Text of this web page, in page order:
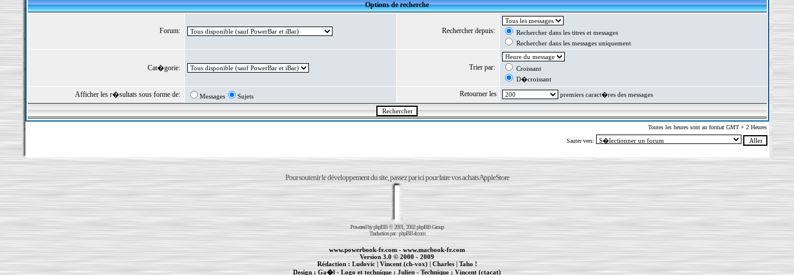
Options de recherche
Forum: Rechercher depuis:
Rechercher dans les titres et messages
Rechercher dans les messages uniquement
Cat�gorie: Trier par:
Croissant
D�croissant
Afficher les r�sultats sous forme de: Messages Sujets Retourner les premiers caract�res des messages
Toutes les heures sont au format GMT + 2 Heures
Sauter vers:
Pour soutenir le développement du site, passez par ici pour faire vos achats AppleStore
Powered byphpBB© 2001, 2002 phpBB Group
Traduction par :phpBB-fr.com
www.powerbook-fr.com-www.macbook-fr.com
Version 3.0 © 2000 - 2009
Rédaction :Ludovic| Vincent (ch-vox)|Charles| Taho !
Design : Ga�l - Logo et technique : Julien - Technique :Vincent (ctacat)